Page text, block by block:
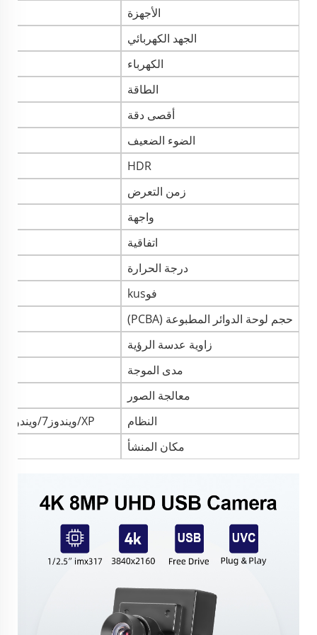
الأجهزة
الجهد الكهربائي
الكهرباء
الطاقة
أقصى دقة
الضوء الضعيف
HDR
زمن التعرض
واجهة
اتفاقية
درجة الحرارة
فوkus
حجم لوحة الدوائر المطبوعة (PCBA)
زاوية عدسة الرؤية
مدى الموجة
معالجة الصور
النظام
XP/ويندوز7/ويندوز8/ويندوز10/أندرويد4.0 /لينكس/ماك آي أو إس
مكان المنشأ